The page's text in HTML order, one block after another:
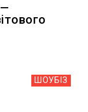
ШОУБIЗ